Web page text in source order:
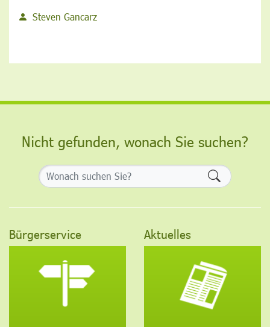
Steven Gancarz
Nicht gefunden, wonach Sie suchen?
Bürgerservice Aktuelles